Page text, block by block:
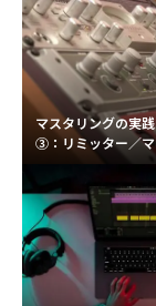
マスタリングの実
③：リミッター／